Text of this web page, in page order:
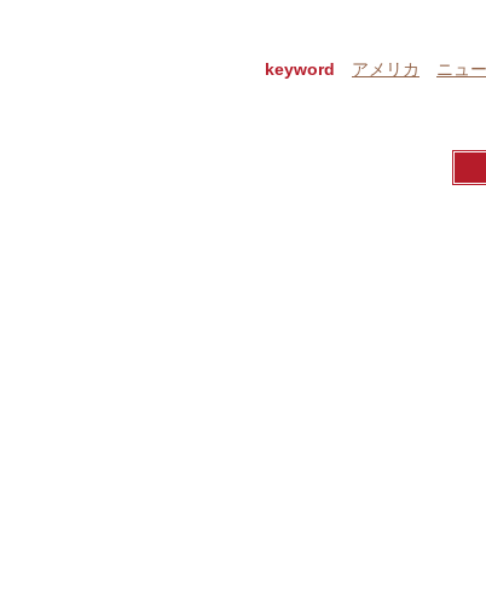
keyword アメリカ ニュ